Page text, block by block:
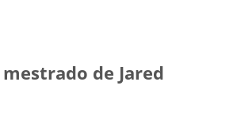
de Jared